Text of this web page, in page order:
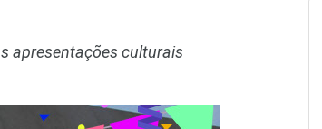
apresentações culturais